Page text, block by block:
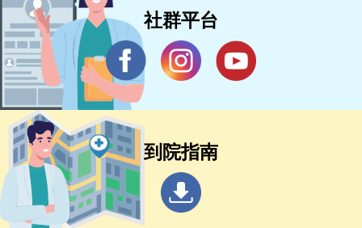
社群平台
到院指南